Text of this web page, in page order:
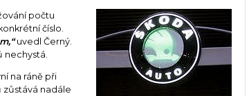
počtu
číslo.
uvedl Černý.
nechystá.
na ráně při
zůstává nadále